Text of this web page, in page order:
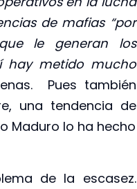
de mafias “por
le generan los
hay metido mucho
Pues también
una tendencia de
Maduro lo ha hecho
de la escasez.